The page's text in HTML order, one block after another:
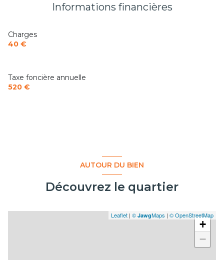
Informations financières
Charges
40 €
Taxe foncière annuelle
520 €
AUTOUR DU BIEN
Découvrez le quartier
+
−
Leaflet | © JawgMaps | © OpenStreetMap